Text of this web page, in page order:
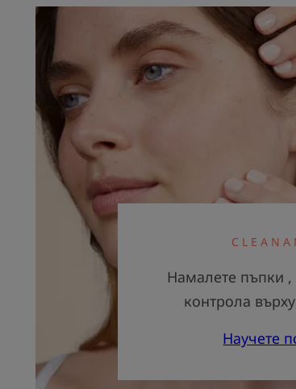
Намалете пъпки ,
контрола
Научете